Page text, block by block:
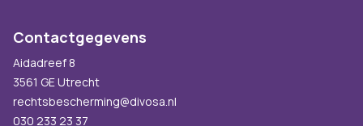
Contactgegevens
Aidadreef 8
3561 GE Utrecht
rechtsbescherming@divosa.nl
030 233 23 37